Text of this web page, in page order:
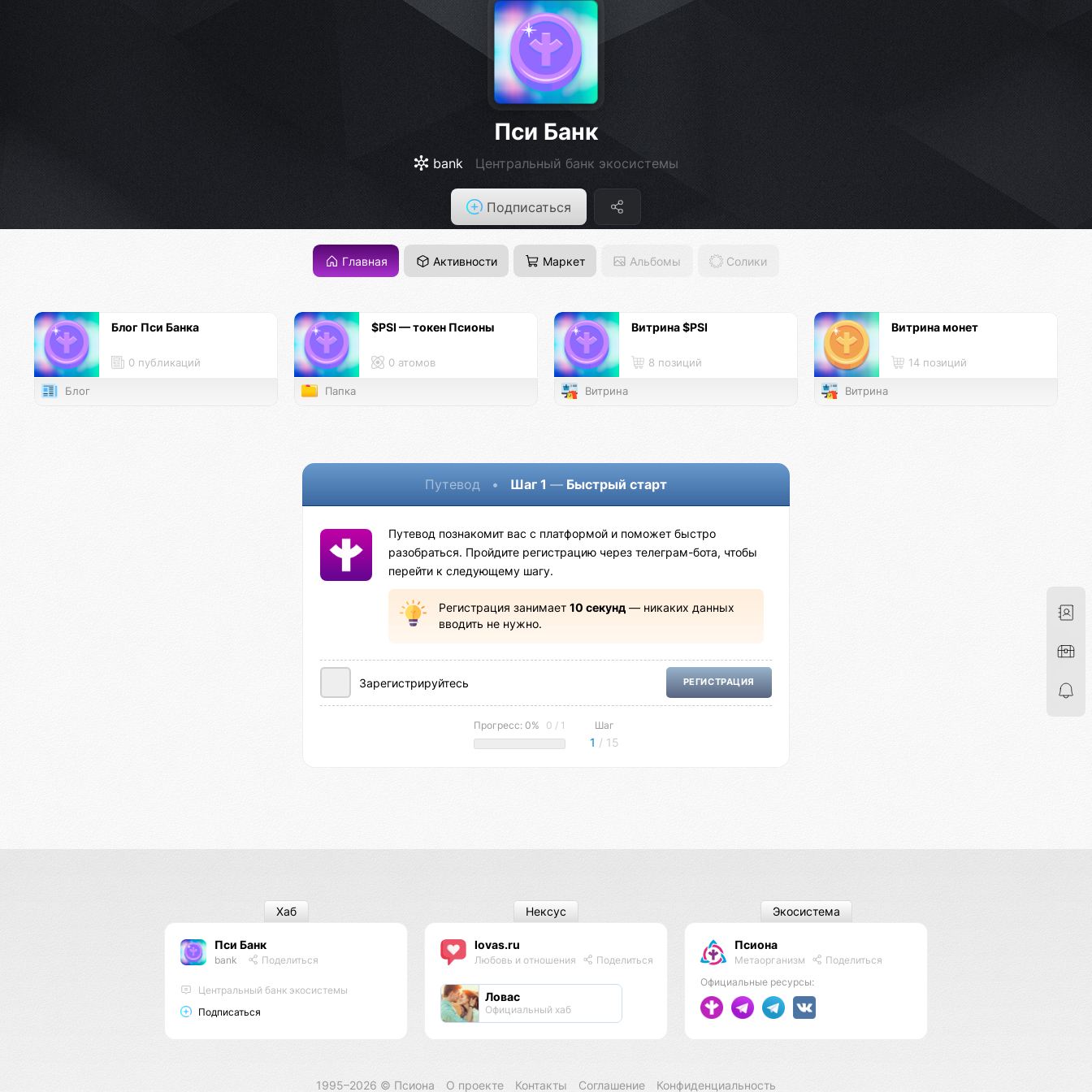
Пси Банк
bank Центральный банк экосистемы
Подписаться
Главная Активности Маркет Альбомы Солики
Блог Пси Банка
0 публикаций
Блог
$PSI — токен Псионы
0 атомов
Папка
Витрина $PSI
8 позиций
Витрина
Витрина монет
14 позиций
Витрина
Путевод • Шаг 1 — Быстрый старт
Путевод познакомит вас с платформой и поможет быстро
разобраться. Пройдите регистрацию через телеграм-бота, чтобы
перейти к следующему шагу.
Регистрация занимает 10 секунд— никаких данных
вводить не нужно.
Зарегистрируйтесь РЕГИСТРАЦИЯ
Прогресс: 0% 0 / 1 Шаг
1 / 15
Пси Банк
bank Поделиться
Центральный банк экосистемы
Подписаться
Хаб
lovas.ru
Любовь и отношения Поделиться
Ловас
Официальный хаб
Нексус
Псиона
Метаорганизм
Поделиться
Официальные ресурсы:
Экосистема
1995–2026 © Псиона О проекте Контакты Соглашение Конфиденциальность